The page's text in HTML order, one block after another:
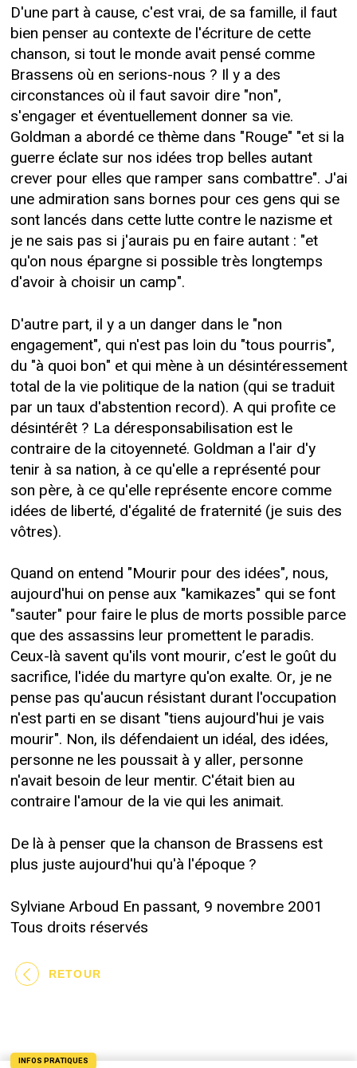
D'une part à cause, c'est vrai, de sa famille, il faut
bien penser au contexte de l'écriture de cette
chanson, si tout le monde avait pensé comme
Brassens où en serions-nous ? Il y a des
circonstances où il faut savoir dire "non",
s'engager et éventuellement donner sa vie.
Goldman a abordé ce thème dans "Rouge" "et si la
guerre éclate sur nos idées trop belles autant
crever pour elles que ramper sans combattre". J'ai
une admiration sans bornes pour ces gens qui se
sont lancés dans cette lutte contre le nazisme et
je ne sais pas si j'aurais pu en faire autant : "et
qu'on nous épargne si possible très longtemps
d'avoir à choisir un camp".
D'autre part, il y a un danger dans le "non
engagement", qui n'est pas loin du "tous pourris",
du "à quoi bon" et qui mène à un désintéressement
total de la vie politique de la nation (qui se traduit
par un taux d'abstention record). A qui profite ce
désintérêt ? La déresponsabilisation est le
contraire de la citoyenneté. Goldman a l'air d'y
tenir à sa nation, à ce qu'elle a représenté pour
son père, à ce qu'elle représente encore comme
idées de liberté, d'égalité de fraternité (je suis des
vôtres).
Quand on entend "Mourir pour des idées", nous,
aujourd'hui on pense aux "kamikazes" qui se font
"sauter" pour faire le plus de morts possible parce
que des assassins leur promettent le paradis.
Ceux-là savent qu'ils vont mourir, c’est le goût du
sacrifice, l'idée du martyre qu'on exalte. Or, je ne
pense pas qu'aucun résistant durant l'occupation
n'est parti en se disant "tiens aujourd'hui je vais
mourir". Non, ils défendaient un idéal, des idées,
personne ne les poussait à y aller, personne
n'avait besoin de leur mentir. C'était bien au
contraire l'amour de la vie qui les animait.
De là à penser que la chanson de Brassens est
plus juste aujourd'hui qu'à l'époque ?
Sylviane Arboud En passant, 9 novembre 2001
Tous droits réservés
RETOUR
INFOS PRATIQUES